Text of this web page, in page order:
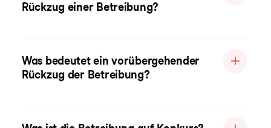
Rückzug einer Betreibung?
Was bedeutet ein vorübergehender
Rückzug der Betreibung?